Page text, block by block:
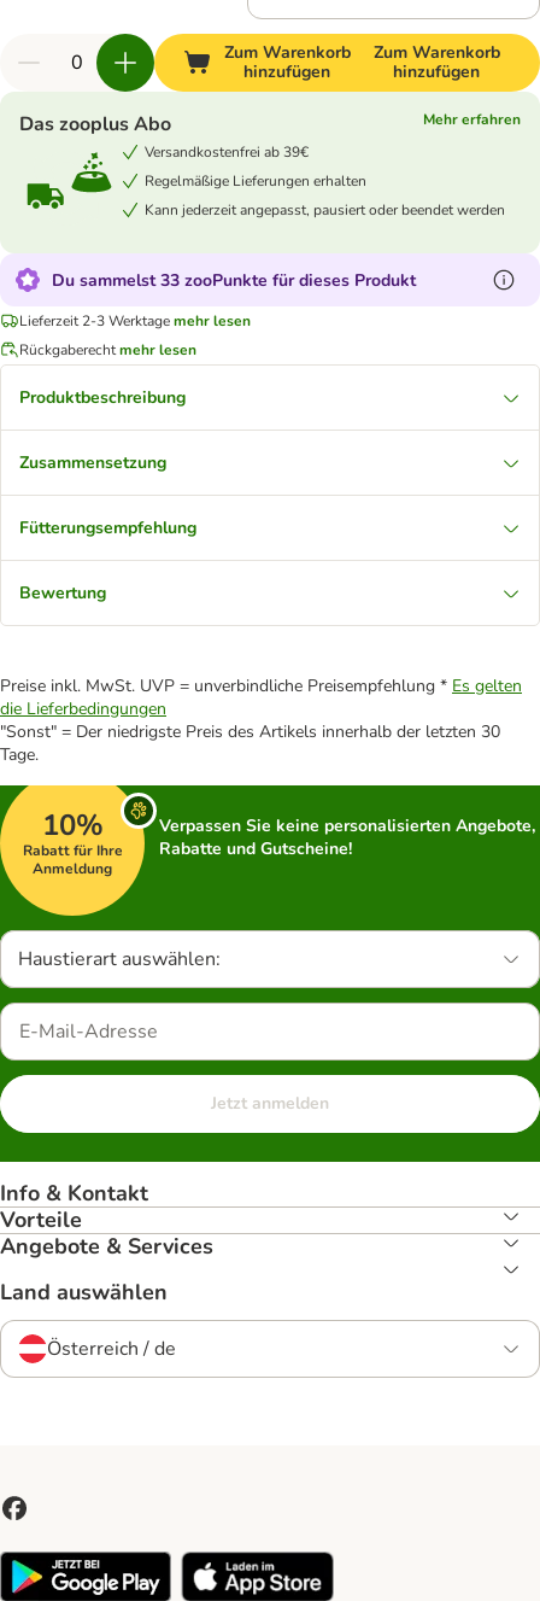
Zum Warenkorb
hinzufügen
Zum Warenkorb
hinzufügen
Das zooplus Abo
Mehr erfahren
Versandkostenfrei ab 39€
Regelmäßige Lieferungen erhalten
Kann jederzeit angepasst, pausiert oder beendet werden
Du sammelst 33 zooPunkte für dieses Produkt
Lieferzeit 2-3 Werktagemehr lesen
Rückgaberechtmehr lesen
Produktbeschreibung
Zusammensetzung
Fütterungsempfehlung
Bewertung
Preise inkl. MwSt. UVP = unverbindliche Preisempfehlung * Es gelten
die Lieferbedingungen
"Sonst" = Der niedrigste Preis des Artikels innerhalb der letzten 30
Tage.
10%
Rabatt für Ihre
Anmeldung
Verpassen Sie keine personalisierten Angebote,
Rabatte und Gutscheine!
Haustierart auswählen:
Jetzt anmelden
Info & Kontakt
Vorteile
Angebote & Services
Land auswählen
Österreich / de